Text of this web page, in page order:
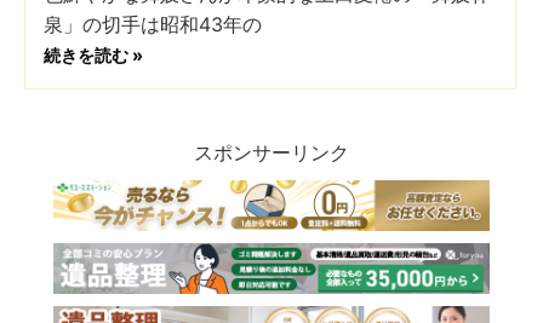
泉」の切手は昭和43年の
続きを読む »
スポンサーリンク